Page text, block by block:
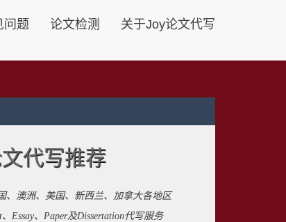
问题 论文检测 关于Joy论文代写
代写推荐
、澳洲、美国、新西兰、加拿大各地区
Essay、Paper及Dissertation代写服务